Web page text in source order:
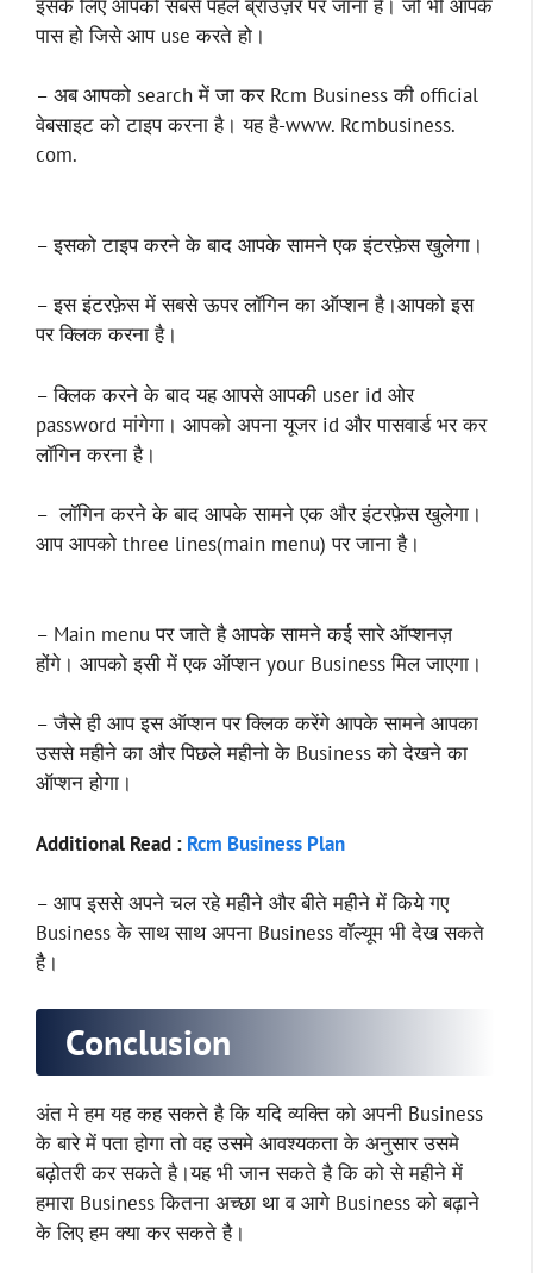
इसके लिए आपको सबसे पहले ब्राउज़र पर जाना है। जो भी आपके
पास हो जिसे आप use करते हो।
– अब आपको search में जा कर Rcm Business की official
वेबसाइट को टाइप करना है। यह है-www. Rcmbusiness.
com.
– इसको टाइप करने के बाद आपके सामने एक इंटरफ़ेस खुलेगा।
– इस इंटरफ़ेस में सबसे ऊपर लॉगिन का ऑप्शन है।आपको इस
पर क्लिक करना है।
– क्लिक करने के बाद यह आपसे आपकी user id ओर
password मांगेगा। आपको अपना यूजर id और पासवार्ड भर कर
लॉगिन करना है।
– लॉगिन करने के बाद आपके सामने एक और इंटरफ़ेस खुलेगा।
आप आपको three lines(main menu) पर जाना है।
– Main menu पर जाते है आपके सामने कई सारे ऑप्शनज़
होंगे। आपको इसी में एक ऑप्शन your Business मिल जाएगा।
– जैसे ही आप इस ऑप्शन पर क्लिक करेंगे आपके सामने आपका
उससे महीने का और पिछले महीनो के Business को देखने का
ऑप्शन होगा।
Additional Read : Rcm Business Plan
– आप इससे अपने चल रहे महीने और बीते महीने में किये गए
Business के साथ साथ अपना Business वॉल्यूम भी देख सकते
है।
Conclusion
अंत मे हम यह कह सकते है कि यदि व्यक्ति को अपनी Business
के बारे में पता होगा तो वह उसमे आवश्यकता के अनुसार उसमे
बढ़ोतरी कर सकते है।यह भी जान सकते है कि को से महीने में
हमारा Business कितना अच्छा था व आगे Business को बढ़ाने
के लिए हम क्या कर सकते है।